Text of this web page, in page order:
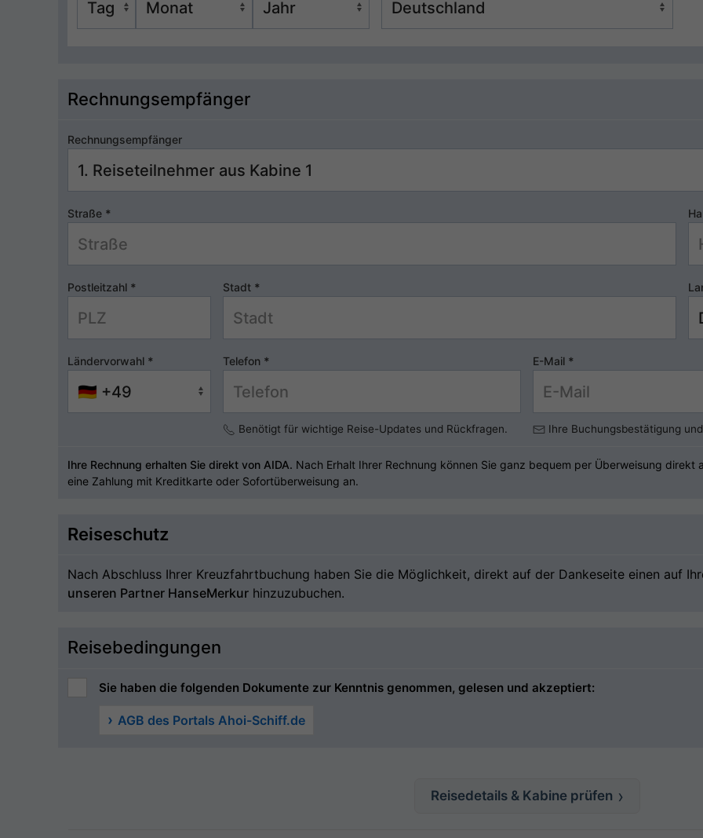
Rechnungsempfänger
Rechnungsempfänger
Straße *
Postleitzahl * Stadt *
Ländervorwahl * Telefon *
Benötigt für wichtige Reise-Updates und Rückfragen.
E-Mail *
Ihre Buchungsbestätigung
Ihre Rechnung erhalten Sie direkt von AIDA. Nach Erhalt Ihrer Rechnung können Sie ganz bequem per Überweisung direkt
eine Zahlung mit Kreditkarte oder Sofortüberweisung an.
Reiseschutz
Nach Abschluss Ihrer Kreuzfahrtbuchung haben Sie die Möglichkeit, direkt auf der Dankeseite einen auf
unseren Partner HanseMerkur hinzuzubuchen.
Reisebedingungen
Sie haben die folgenden Dokumente zur Kenntnis genommen, gelesen und akzeptiert:
AGB des Portals Ahoi-Schiff.de
Reisedetails & Kabine prüfen